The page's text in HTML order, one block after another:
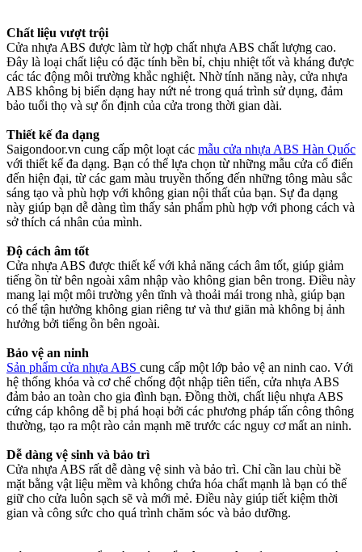
Chất liệu vượt trội
Cửa nhựa ABS được làm từ hợp chất nhựa ABS chất lượng cao.
Đây là loại chất liệu có đặc tính bền bỉ, chịu nhiệt tốt và kháng được
các tác động môi trường khắc nghiệt. Nhờ tính năng này, cửa nhựa
ABS không bị biến dạng hay nứt nẻ trong quá trình sử dụng, đảm
bảo tuổi thọ và sự ổn định của cửa trong thời gian dài.
Thiết kế đa dạng
Saigondoor.vn cung cấp một loạt các mẫu cửa nhựa ABS Hàn Quốc
với thiết kế đa dạng. Bạn có thể lựa chọn từ những mẫu cửa cổ điển
đến hiện đại, từ các gam màu truyền thống đến những tông màu sắc
sáng tạo và phù hợp với không gian nội thất của bạn. Sự đa dạng
này giúp bạn dễ dàng tìm thấy sản phẩm phù hợp với phong cách và
sở thích cá nhân của mình.
Độ cách âm tốt
Cửa nhựa ABS được thiết kế với khả năng cách âm tốt, giúp giảm
tiếng ồn từ bên ngoài xâm nhập vào không gian bên trong. Điều này
mang lại một môi trường yên tĩnh và thoải mái trong nhà, giúp bạn
có thể tận hưởng không gian riêng tư và thư giãn mà không bị ảnh
hưởng bởi tiếng ồn bên ngoài.
Bảo vệ an ninh
Sản phẩm cửa nhựa ABS cung cấp một lớp bảo vệ an ninh cao. Với
hệ thống khóa và cơ chế chống đột nhập tiên tiến, cửa nhựa ABS
đảm bảo an toàn cho gia đình bạn. Đồng thời, chất liệu nhựa ABS
cứng cáp không dễ bị phá hoại bởi các phương pháp tấn công thông
thường, tạo ra một rào cản mạnh mẽ trước các nguy cơ mất an ninh.
Dễ dàng vệ sinh và bảo trì
Cửa nhựa ABS rất dễ dàng vệ sinh và bảo trì. Chỉ cần lau chùi bề
mặt bằng vật liệu mềm và không chứa hóa chất mạnh là bạn có thể
giữ cho cửa luôn sạch sẽ và mới mẻ. Điều này giúp tiết kiệm thời
gian và công sức cho quá trình chăm sóc và bảo dưỡng.